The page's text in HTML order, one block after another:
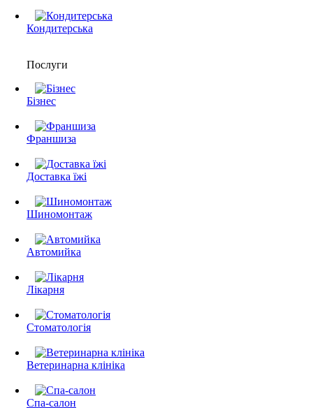
Кондитерська
Послуги
Бізнес
Франшиза
Доставка їжі
Шиномонтаж
Автомийка
Лікарня
Стоматологія
Ветеринарна клініка
Спа-салон